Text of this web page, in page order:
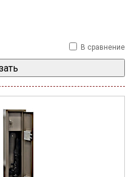
В сравнение